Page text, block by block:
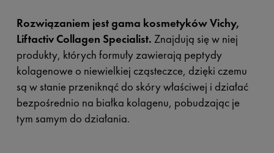
Rozwiązaniem jest gama kosmetyków Vichy,
Liftactiv Collagen Specialist. Znajdują się w niej
produkty, których formuły zawierają peptydy
kolagenowe o niewielkiej cząsteczce, dzięki czemu
są w stanie przeniknąć do skóry właściwej i działać
bezpośrednio na białka kolagenu, pobudzając je
tym samym do działania.